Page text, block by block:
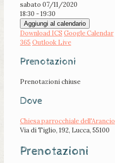
sabato 07/11/2020
18:30 - 19:30
Aggiungi al calendario
Download ICS Google Calendar
365 Outlook Live
Prenotazioni
Prenotazioni chiuse
Dove
Chiesa parrocchiale dell'Arancio
Via di Tiglio, 192, Lucca, 55100
Prenotazioni